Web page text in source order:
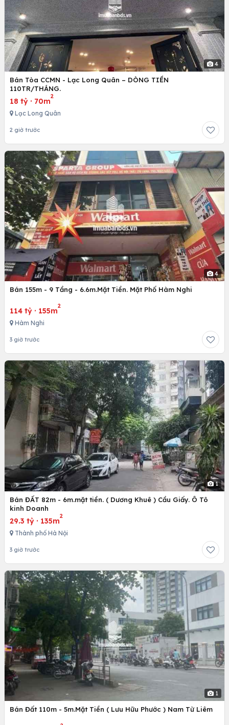
4
Bán Tòa CCMN - Lạc Long Quân – DÒNG TIỀN
110TR/THÁNG.
18 tỷ · 70m
2
Lạc Long Quân
2 giờ trước
4
Bán 155m - 9 Tầng - 6.6m.Mặt Tiền. Mặt Phố Hàm Nghi
114 tỷ · 155m
2
Hàm Nghi
3 giờ trước
1
Bán ĐẤT 82m - 6m.mặt tiền. ( Dương Khuê ) Cầu Giấy. Ô Tô
kinh Doanh
29.3 tỷ · 135m
2
Thành phố Hà Nội
3 giờ trước
1
Bán Đất 110m - 5m.Mặt Tiền ( Lưu Hữu Phước ) Nam Từ Liêm